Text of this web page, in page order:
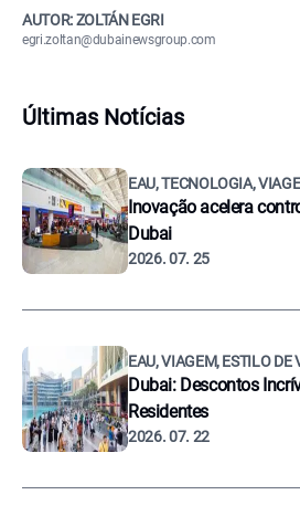
AUTOR: ZOLTÁN EGRI
egri.zoltan@dubainewsgroup.com
Últimas Notícias
EAU, TECNOLOGIA,
Inovação acelera
Dubai
2026. 07. 25
EAU, VIAGEM, ESTILO DE
Dubai: Descontos
Residentes
2026. 07. 22